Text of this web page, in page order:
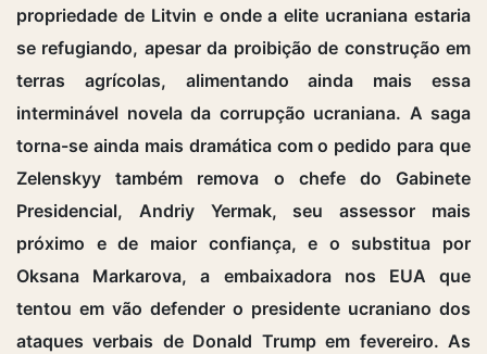
propriedade de Litvin e onde a elite ucraniana estaria
se refugiando, apesar da proibição de construção em
terras agrícolas, alimentando ainda mais essa
interminável novela da corrupção ucraniana. A saga
torna-se ainda mais dramática com o pedido para que
Zelenskyy também remova o chefe do Gabinete
Presidencial, Andriy Yermak, seu assessor mais
próximo e de maior confiança, e o substitua por
Oksana Markarova, a embaixadora nos EUA que
tentou em vão defender o presidente ucraniano dos
ataques verbais de Donald Trump em fevereiro. As